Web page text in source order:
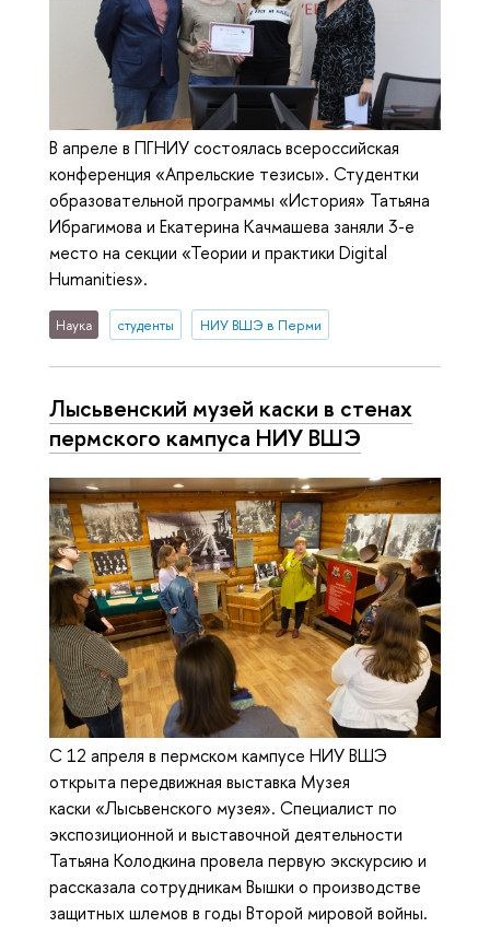
В апреле в ПГНИУ состоялась всероссийская
конференция «Апрельские тезисы». Студентки
образовательной программы «История» Татьяна
Ибрагимова и Екатерина Качмашева заняли 3-е
место на секции «Теории и практики Digital
Humanities».
Наука студенты НИУ ВШЭ в Перми
Лысьвенский музей каски в стенах
пермского кампуса НИУ ВШЭ
С 12 апреля в пермском кампусе НИУ ВШЭ
открыта передвижная выставка Музея
каски «Лысьвенского музея». Специалист по
экспозиционной и выставочной деятельности
Татьяна Колодкина провела первую экскурсию и
рассказала сотрудникам Вышки о производстве
защитных шлемов в годы Второй мировой войны.